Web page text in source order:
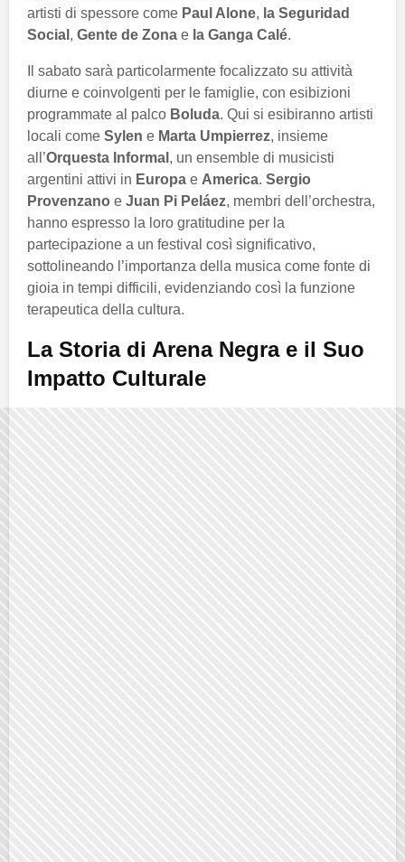
artisti di spessore come Paul Alone, la Seguridad
Social , Gente de Zona e la Ganga Calé.
Il sabato sarà particolarmente focalizzato su attività
diurne e coinvolgenti per le famiglie, con esibizioni
programmate al palco Boluda. Qui si esibiranno artisti
locali come Sylen e Marta Umpierrez, insieme
all’Orquesta Informal , un ensemble di musicisti
argentini attivi in Europa e America. Sergio
Provenzano e Juan Pi Peláez, membri dell’orchestra,
hanno espresso la loro gratitudine per la
partecipazione a un festival così significativo,
sottolineando l’importanza della musica come fonte di
gioia in tempi difficili, evidenziando così la funzione
terapeutica della cultura.
La Storia di Arena Negra e il Suo
Impatto Culturale